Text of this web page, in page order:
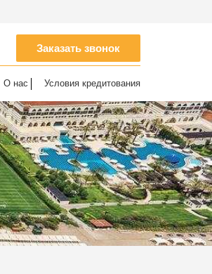
Заказать звонок
О нас Условия кредитования